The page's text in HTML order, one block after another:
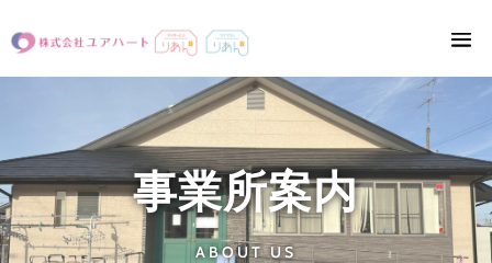
事業所案内
ABOUT US